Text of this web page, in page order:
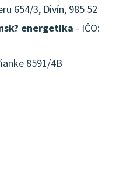
654/3, Divín, 985 52
energetika - IČO:
8591/4B